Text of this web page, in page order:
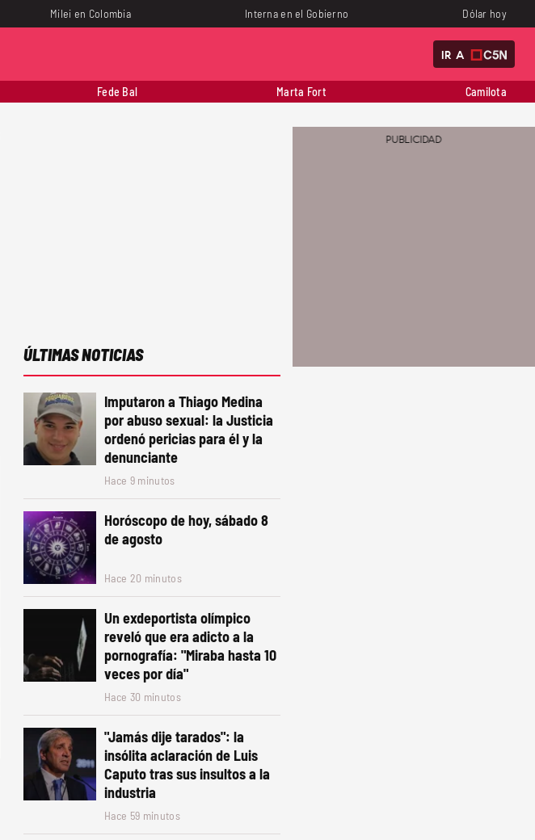
Milei en Colombia Interna en el Gobierno Dólar hoy
IR A
Fede Bal Marta Fort Camilota
ÚLTIMAS NOTICIAS
Imputaron a Thiago Medina
por abuso sexual: la Justicia
ordenó pericias para él y la
denunciante
Hace 9 minutos
Horóscopo de hoy, sábado 8
de agosto
Hace 20 minutos
Un exdeportista olímpico
reveló que era adicto a la
pornografía: "Miraba hasta 10
veces por día"
Hace 30 minutos
"Jamás dije tarados": la
insólita aclaración de Luis
Caputo tras sus insultos a la
industria
Hace 59 minutos